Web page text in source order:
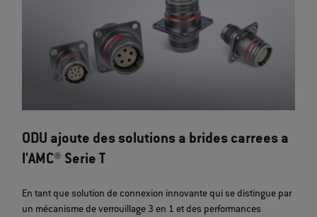
ODU ajoute des solutions a brides carrees a
l'AMC® Serie T
En tant que solution de connexion innovante qui se distingue par
un mécanisme de verrouillage 3 en 1 et des performances